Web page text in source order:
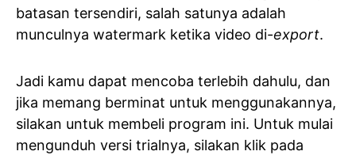
batasan tersendiri, salah satunya adalah
munculnya watermark ketika video di-export.
Jadi kamu dapat mencoba terlebih dahulu, dan
jika memang berminat untuk menggunakannya,
silakan untuk membeli program ini. Untuk mulai
mengunduh versi trialnya, silakan klik pada